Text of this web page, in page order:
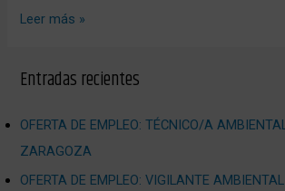
Leer más »
Entradas recientes
OFERTA DE EMPLEO: TÉCNICO/A
ZARAGOZA
OFERTA DE EMPLEO: VIGILANTE